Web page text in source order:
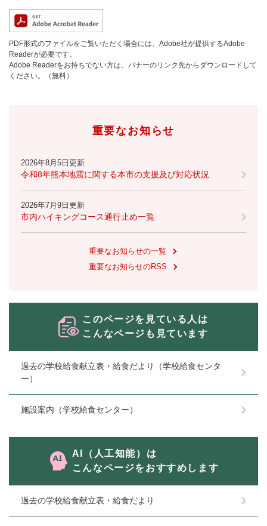
PDF形式のファイルをご覧いただく場合には、Adobe社が提供するAdobe
Readerが必要です。
Adobe Readerをお持ちでない方は、バナーのリンク先からダウンロードして
ください。（無料）
重要なお知らせ
2026年8月5日更新
令和8年熊本地震に関する本市の支援及び対応状況
2026年7月9日更新
市内ハイキングコース通行止め一覧
重要なお知らせの一覧
重要なお知らせのRSS
このページを見ている人は
こんなページも見ています
過去の学校給食献立表・給食だより（学校給食センタ
ー）
施設案内（学校給食センター）
AI（人工知能）は
こんなページをおすすめします
過去の学校給食献立表・給食だより